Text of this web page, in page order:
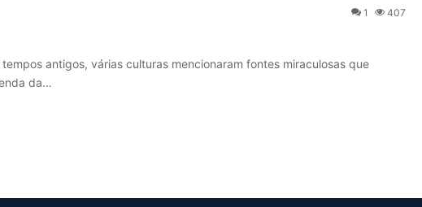
1 407
tempos antigos, várias culturas mencionaram fontes miraculosas que
da…